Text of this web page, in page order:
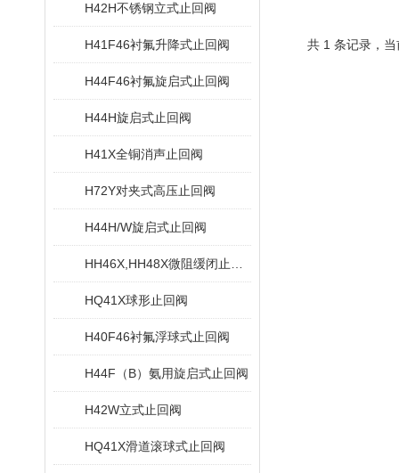
H42H不锈钢立式止回阀
H41F46衬氟升降式止回阀
H44F46衬氟旋启式止回阀
H44H旋启式止回阀
H41X全铜消声止回阀
H72Y对夹式高压止回阀
H44H/W旋启式止回阀
HQ41X球形止回阀
H40F46衬氟浮球式止回阀
H44F（B）氨用旋启式止回阀
H42W立式止回阀
HQ41X滑道滚球式止回阀
共 1 条记录，